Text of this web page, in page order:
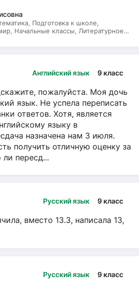
Подготовка к школе,
Начальные классы, Литературное
Английский язык 9 класс
пожалуйста. Моя дочь
язык. Не успела переписать
ответов. Хотя, является
языку в
назначена нам 3 июля.
получить отличную оценку за
пересд...
Русский язык 9 класс
вместо 13.3, написала 13,
Русский язык 9 класс